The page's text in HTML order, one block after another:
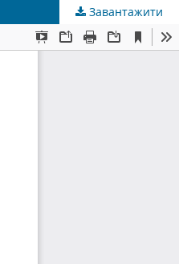
Завантажити